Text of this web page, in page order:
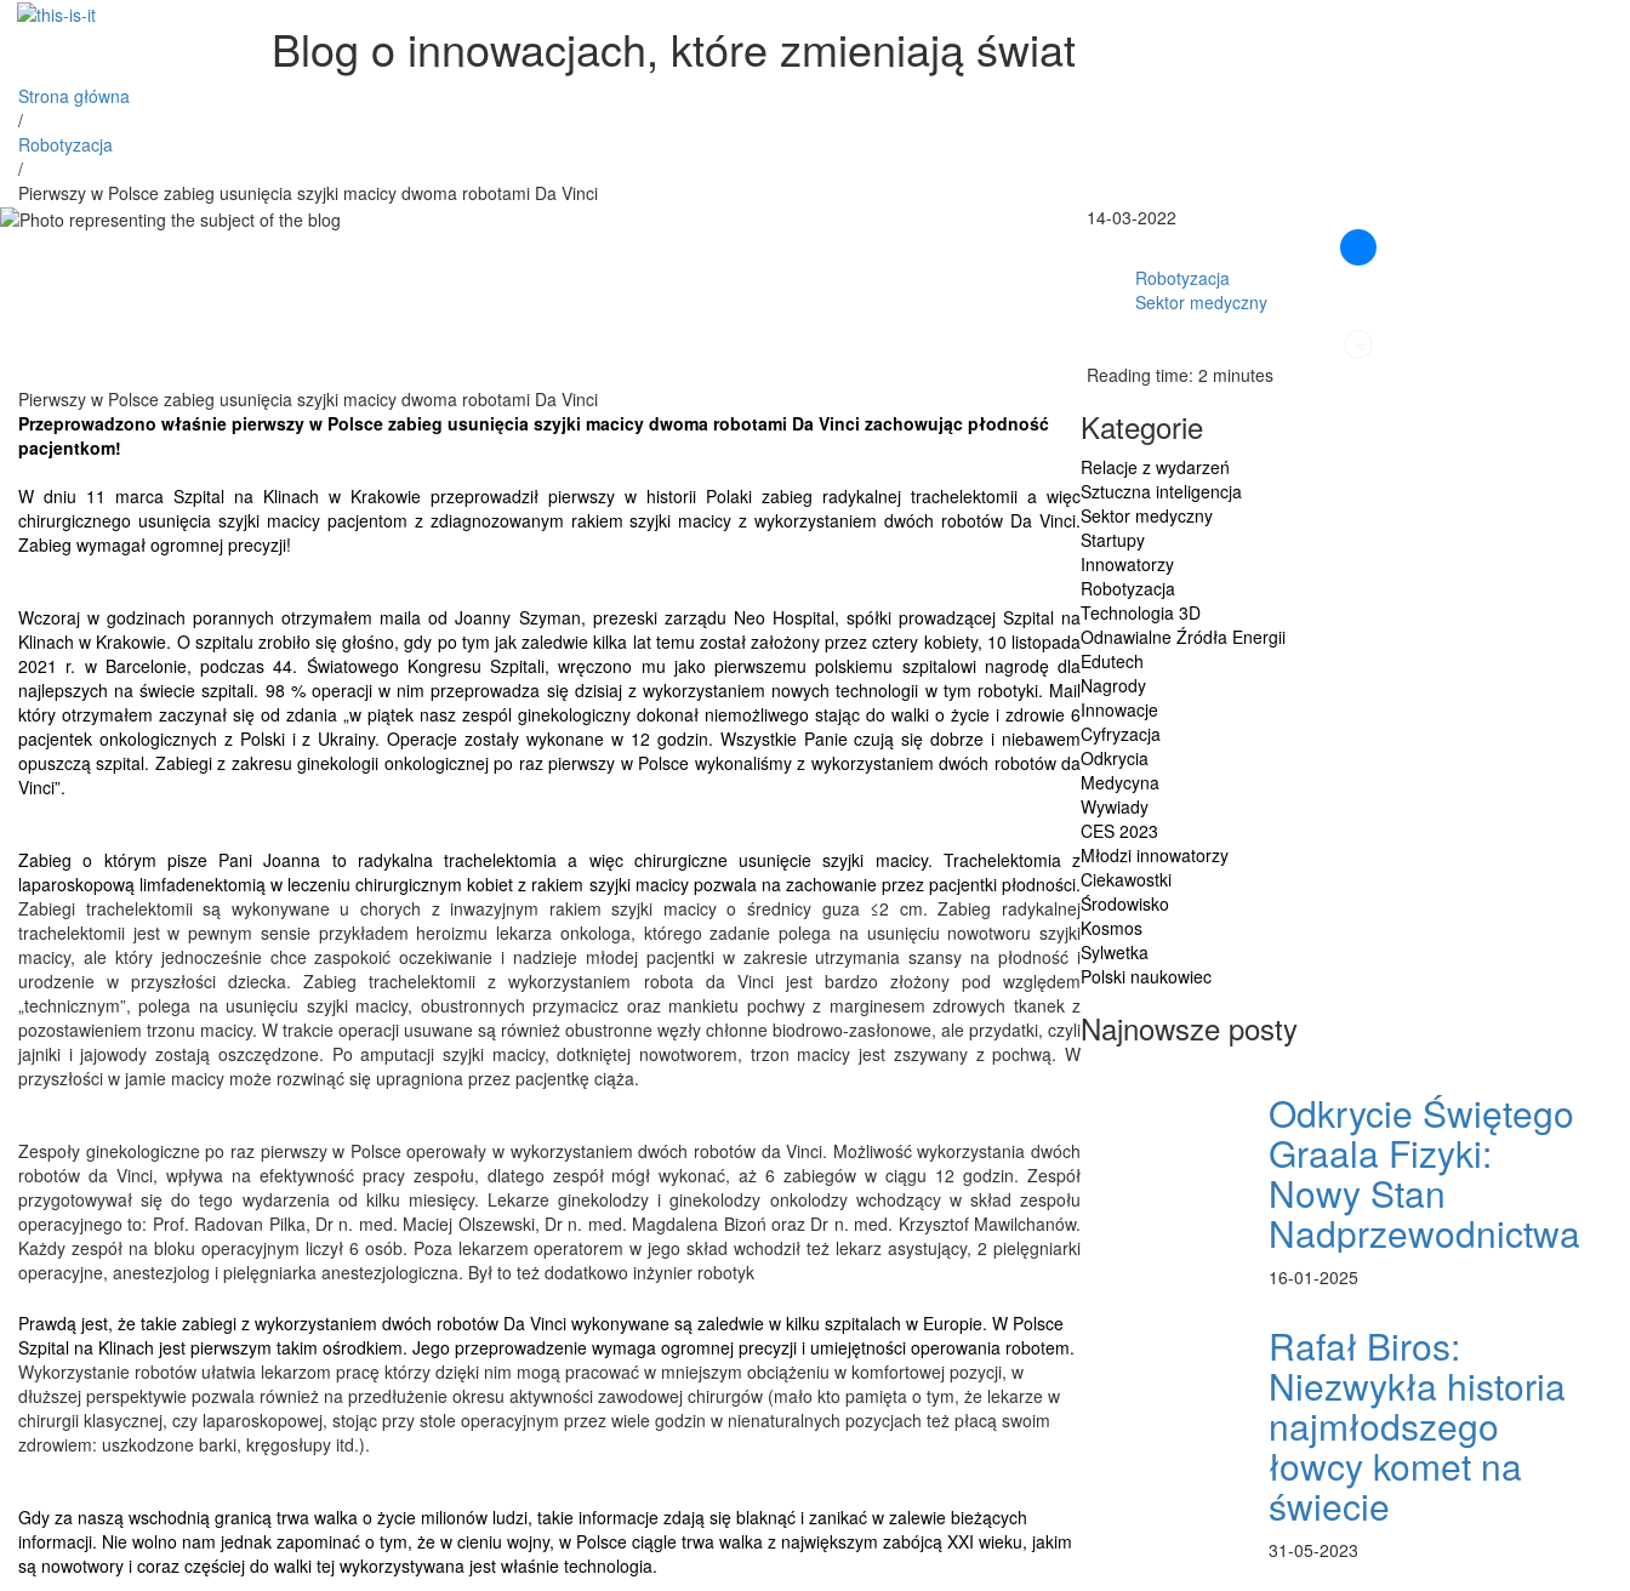
Blog o innowacjach, które zmieniają świat
Strona główna
/
Robotyzacja
/
Pierwszy w Polsce zabieg usunięcia szyjki macicy dwoma robotami Da Vinci
14-03-2022
Robotyzacja
Sektor medyczny
Reading time: 2 minutes
Pierwszy w Polsce zabieg usunięcia szyjki macicy dwoma robotami Da Vinci
Przeprowadzono właśnie pierwszy w Polsce zabieg usunięcia szyjki macicy dwoma robotami Da Vinci zachowując płodność
pacjentkom!
W dniu 11 marca Szpital na Klinach w Krakowie przeprowadził pierwszy w historii Polaki zabieg radykalnej trachelektomii a więc
chirurgicznego usunięcia szyjki macicy pacjentom z zdiagnozowanym rakiem szyjki macicy z wykorzystaniem dwóch robotów Da Vinci.
Zabieg wymagał ogromnej precyzji!
Wczoraj w godzinach porannych otrzymałem maila od Joanny Szyman, prezeski zarządu Neo Hospital, spółki prowadzącej Szpital na
Klinach w Krakowie. O szpitalu zrobiło się głośno, gdy po tym jak zaledwie kilka lat temu został założony przez cztery kobiety, 10 listopada
2021 r. w Barcelonie, podczas 44. Światowego Kongresu Szpitali, wręczono mu jako pierwszemu polskiemu szpitalowi nagrodę dla
najlepszych na świecieszpitali. 98 % operacji w nim przeprowadza się dzisiaj z wykorzystaniem nowych technologii w tym robotyki. Mail
który otrzymałem zaczynał się od zdania „w piątek nasz zespól ginekologiczny dokonał niemożliwego stając do walki o życie i zdrowie 6
pacjentek onkologicznych z Polski i z Ukrainy. Operacje zostały wykonane w 12 godzin. Wszystkie Panie czują się dobrze i niebawem
opuszczą szpital. Zabiegi z zakresu ginekologii onkologicznej po raz pierwszy w Polsce wykonaliśmy z wykorzystaniem dwóch robotów da
Vinci”.
Zabieg o którym pisze Pani Joanna to radykalna trachelektomia a więc chirurgiczne usunięcie szyjki macicy. Trachelektomiaz
laparoskopową limfadenektomią w leczeniu chirurgicznym kobiet z rakiem szyjki macicy pozwala na zachowanie przez pacjentki płodności.
Zabiegi trachelektomii są wykonywane u chorych z inwazyjnym rakiem szyjki macicy o średnicy guza ≤2 cm. Zabieg radykalnej
trachelektomii jest w pewnym sensie przykładem heroizmu lekarza onkologa, którego zadanie polega na usunięciu nowotworu szyjki
macicy, ale który jednocześnie chce zaspokoić oczekiwanie i nadzieje młodej pacjentki w zakresie utrzymania szansy na płodność i
urodzenie w przyszłości dziecka. Zabieg trachelektomii z wykorzystaniem robota da Vinci jest bardzo złożony pod względem
„technicznym”, polega na usunięciu szyjki macicy, obustronnych przymacicz oraz mankietu pochwy z marginesem zdrowych tkanek z
pozostawieniem trzonu macicy. W trakcie operacji usuwane są również obustronne węzły chłonne biodrowo-zasłonowe, ale przydatki, czyli
jajniki i jajowody zostają oszczędzone. Po amputacji szyjki macicy, dotkniętej nowotworem, trzon macicy jest zszywany z pochwą. W
przyszłości w jamie macicy może rozwinąć się upragniona przez pacjentkę ciąża.
Zespoły ginekologiczne po raz pierwszy w Polsce operowały w wykorzystaniem dwóch robotów da Vinci. Możliwość wykorzystania dwóch
robotów da Vinci, wpływa na efektywność pracy zespołu, dlatego zespół mógł wykonać, aż 6 zabiegów w ciągu 12 godzin. Zespół
przygotowywał się do tego wydarzenia od kilku miesięcy. Lekarze ginekolodzy i ginekolodzy onkolodzy wchodzący w skład zespołu
operacyjnego to: Prof. Radovan Pilka, Dr n. med. Maciej Olszewski, Dr n. med. Magdalena Bizoń oraz Dr n. med. Krzysztof Mawilchanów.
Każdy zespół na bloku operacyjnym liczył 6 osób. Poza lekarzem operatorem w jego skład wchodził też lekarz asystujący, 2 pielęgniarki
operacyjne, anestezjolog i pielęgniarka anestezjologiczna. Był to też dodatkowo inżynier robotyk
Prawdą jest, że takie zabiegi z wykorzystaniem dwóch robotów Da Vinci wykonywane są zaledwie w kilku szpitalach w Europie. W Polsce
Szpital na Klinach jest pierwszym takim ośrodkiem. Jego przeprowadzenie wymaga ogromnej precyzji i umiejętności operowania robotem.
Wykorzystanie robotów ułatwia lekarzom pracę którzy dzięki nim mogą pracować w mniejszym obciążeniu w komfortowej pozycji, w
dłuższej perspektywie pozwala również na przedłużenie okresu aktywności zawodowej chirurgów (mało kto pamięta o tym, że lekarze w
chirurgii klasycznej, czy laparoskopowej, stojąc przy stole operacyjnym przez wiele godzin w nienaturalnych pozycjach też płacą swoim
zdrowiem: uszkodzone barki, kręgosłupy itd.).
Gdy za naszą wschodnią granicą trwa walka o życie milionów ludzi, takie informacje zdają się blaknąć i zanikać w zalewie bieżących
informacji. Nie wolno nam jednak zapominać o tym, że w cieniu wojny, w Polsce ciągle trwa walka z największym zabójcą XXI wieku, jakim
są nowotwory i coraz częściej do walki tej wykorzystywana jest właśnie technologia.
Kategorie
Relacje z wydarzeń
Sztuczna inteligencja
Sektor medyczny
Startupy
Innowatorzy
Robotyzacja
Technologia 3D
Odnawialne Źródła Energii
Edutech
Nagrody
Innowacje
Cyfryzacja
Odkrycia
Medycyna
Wywiady
CES 2023
Młodzi innowatorzy
Ciekawostki
Środowisko
Kosmos
Sylwetka
Polski naukowiec
Najnowsze posty
Odkrycie Świętego
Graala Fizyki:
Nowy Stan
Nadprzewodnictwa
16-01-2025
Rafał Biros:
Niezwykła historia
najmłodszego
łowcy komet na
świecie
31-05-2023